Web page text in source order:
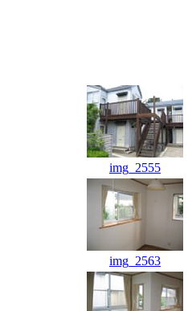
img_2555
img_2563